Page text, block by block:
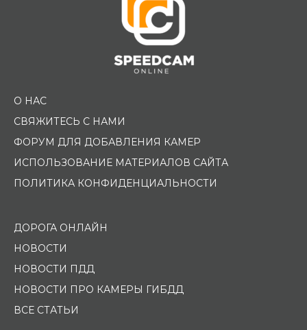
О НАС
СВЯЖИТЕСЬ С НАМИ
ФОРУМ ДЛЯ ДОБАВЛЕНИЯ КАМЕР
ИСПОЛЬЗОВАНИЕ МАТЕРИАЛОВ САЙТА
ПОЛИТИКА КОНФИДЕНЦИАЛЬНОСТИ
ДОРОГА ОНЛАЙН
НОВОСТИ
НОВОСТИ ПДД
НОВОСТИ ПРО КАМЕРЫ ГИБДД
ВСЕ СТАТЬИ